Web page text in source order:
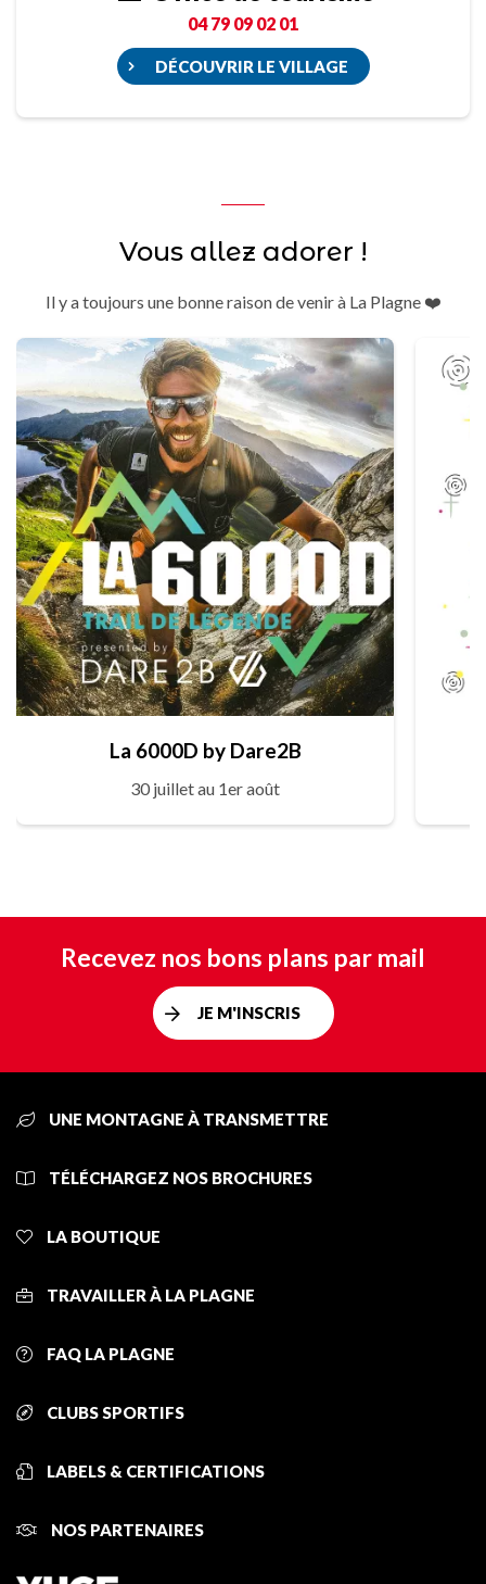
04 79 09 02 01
DÉCOUVRIR LE VILLAGE
Vous allez adorer !
Il y a toujours une bonne raison de venir à La Plagne ❤️
La 6000D by Dare2B
30 juillet au 1er août
Recevez nos bons plans par mail
JE M'INSCRIS
UNE MONTAGNE À TRANSMETTRE
TÉLÉCHARGEZ NOS BROCHURES
LA BOUTIQUE
TRAVAILLER À LA PLAGNE
FAQ LA PLAGNE
CLUBS SPORTIFS
LABELS & CERTIFICATIONS
NOS PARTENAIRES